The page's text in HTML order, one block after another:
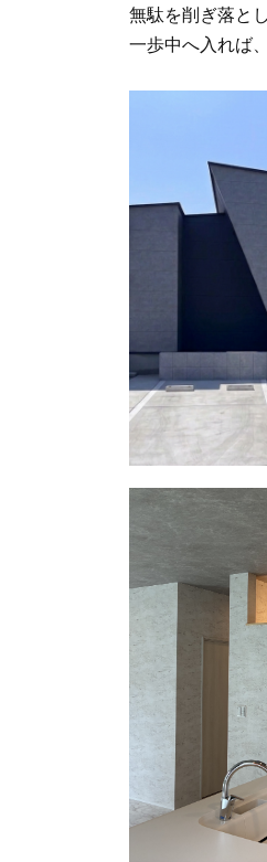
無駄を削ぎ落と
一歩中へ入れば